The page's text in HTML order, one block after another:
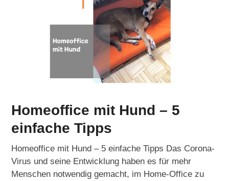
Homeoffice mit Hund – 5
einfache Tipps
Homeoffice mit Hund – 5 einfache Tipps Das Corona-
Virus und seine Entwicklung haben es für mehr
Menschen notwendig gemacht, im Home-Office zu